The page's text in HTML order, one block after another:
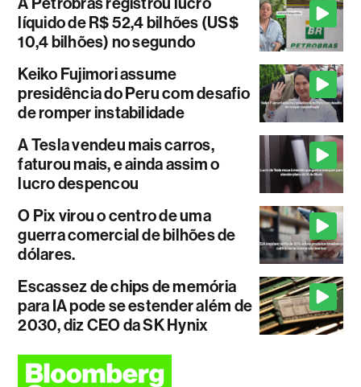
líquido de R$ 52,4 bilhões (US$
10,4 bilhões) no segundo
Keiko Fujimori assume
presidência do Peru com desafio
de romper instabilidade
A Tesla vendeu mais carros,
faturou mais, e ainda assim o
lucro despencou
O Pix virou o centro de uma
guerra comercial de bilhões de
dólares.
Escassez de chips de memória
para IA pode se estender além de
2030, diz CEO da SK Hynix